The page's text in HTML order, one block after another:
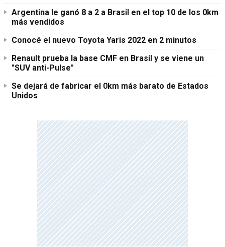
Argentina le ganó 8 a 2 a Brasil en el top 10 de los 0km
más vendidos
Conocé el nuevo Toyota Yaris 2022 en 2 minutos
Renault prueba la base CMF en Brasil y se viene un
"SUV anti-Pulse"
Se dejará de fabricar el 0km más barato de Estados
Unidos